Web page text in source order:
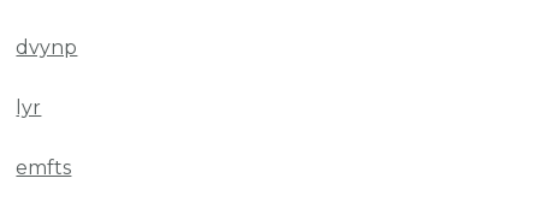
dvynp
lyr
emfts